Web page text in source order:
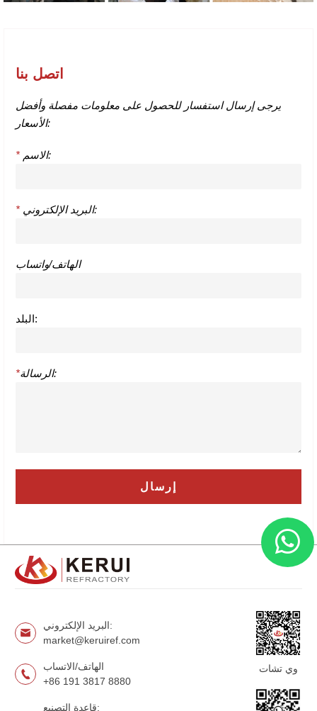
اتصل بنا
يرجى إرسال استفسار للحصول على معلومات مفصلة وأفضل
الأسعار:
* الاسم:
* البريد الإلكتروني:
الهاتف/واتساب
البلد:
* الرسالة:
البريد الإلكتروني:
market@keruiref.com
الهاتف/الاتساب
+86 191 3817 8880
قاعدة التصنيع:
وي تشات